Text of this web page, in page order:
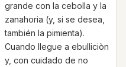
grande con la cebolla y la
zanahoria (y, si se desea,
también la pimienta).
Cuando llegue a ebulliciòn
y, con cuidado de no